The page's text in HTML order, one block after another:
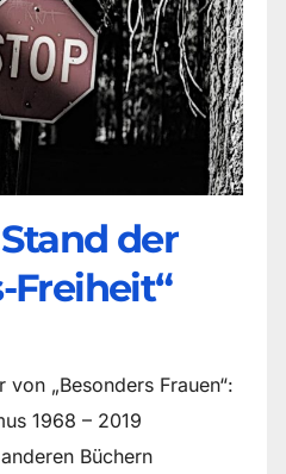
der
„Besonders Frauen“:
1968 – 2019
Büchern